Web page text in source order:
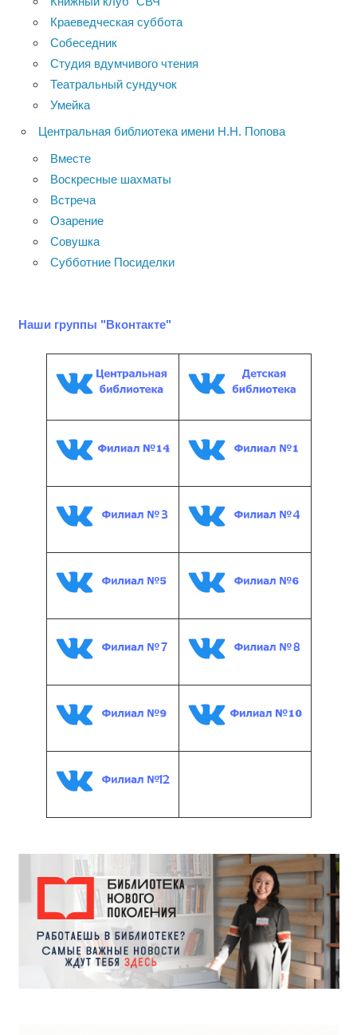
Краеведческая суббота
Собеседник
Студия вдумчивого чтения
Театральный сундучок
Умейка
Центральная библиотека имени Н.Н. Попова
Вместе
Воскресные шахматы
Встреча
Озарение
Совушка
Субботние Посиделки
Наши группы "Вконтакте"